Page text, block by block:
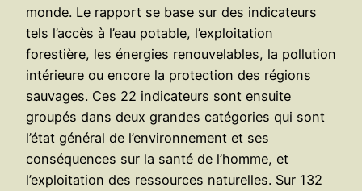
monde. Le rapport se base sur des indicateurs
tels l’accès à l’eau potable, l’exploitation
forestière, les énergies renouvelables, la pollution
intérieure ou encore la protection des régions
sauvages. Ces 22 indicateurs sont ensuite
groupés dans deux grandes catégories qui sont
l’état général de l’environnement et ses
conséquences sur la santé de l’homme, et
l’exploitation des ressources naturelles. Sur 132